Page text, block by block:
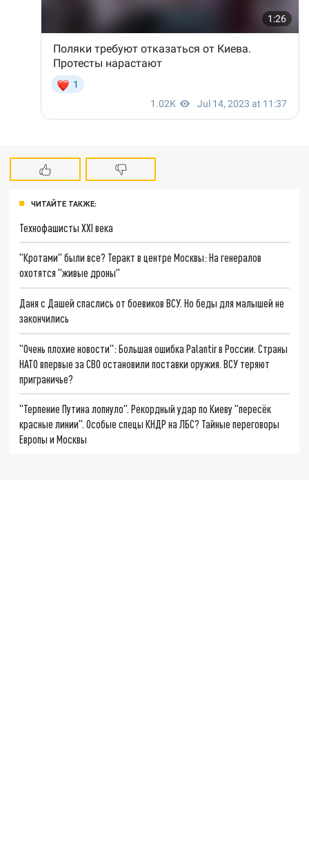
ЧИТАЙТЕ ТАКЖЕ:
Технофашисты XXI века
"Кротами" были все? Теракт в центре Москвы: На генералов
охотятся "живые дроны"
Даня с Дашей спаслись от боевиков ВСУ. Но беды для малышей не
закончились
"Очень плохие новости": Большая ошибка Palantir в России. Страны
НАТО впервые за СВО остановили поставки оружия. ВСУ теряют
приграничье?
"Терпение Путина лопнуло". Рекордный удар по Киеву "пересёк
красные линии". Особые спецы КНДР на ЛБС? Тайные переговоры
Европы и Москвы